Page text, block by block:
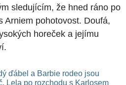
sledujícím, že hned ráno po
Arniem pohotovost. Doufá,
horeček a jejímu
ďábel a Barbie rodeo jsou
Lela po rozchodu s Karlosem